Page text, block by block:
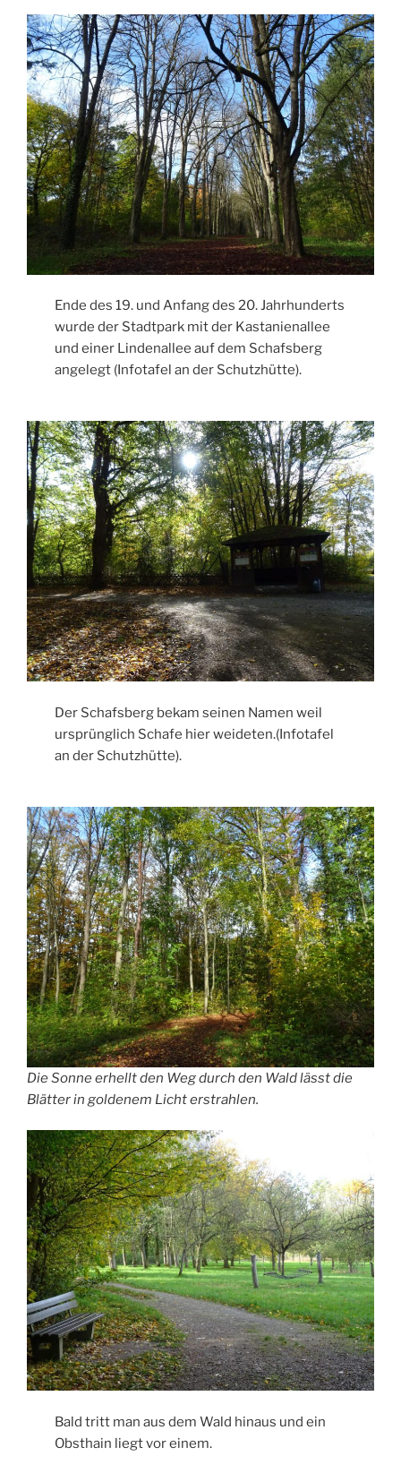
Ende des 19. und Anfang des 20. Jahrhunderts
wurde der Stadtpark mit der Kastanienallee
und einer Lindenallee auf dem Schafsberg
angelegt (Infotafel an der Schutzhütte).
Der Schafsberg bekam seinen Namen weil
ursprünglich Schafe hier weideten.(Infotafel
an der Schutzhütte).
Die Sonne erhellt den Weg durch den Wald lässt die
Blätter in goldenem Licht erstrahlen.
Bald tritt man aus dem Wald hinaus und ein
Obsthain liegt vor einem.